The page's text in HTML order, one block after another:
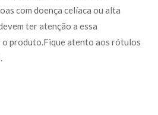
com doença celíaca ou alta
ter atenção a essa
o produto.Fique atento aos rótulos